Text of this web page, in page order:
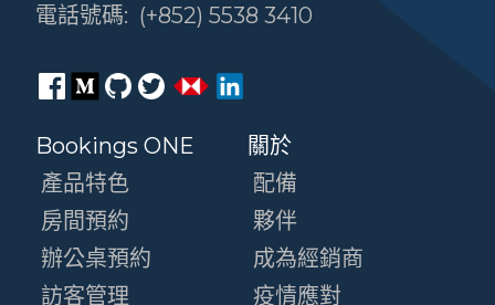
電話號碼: (+852) 5538 3410
Bookings ONE
產品特色
房間預約
辦公桌預約
訪客管理
關於
配備
夥伴
成為經銷商
疫情應對